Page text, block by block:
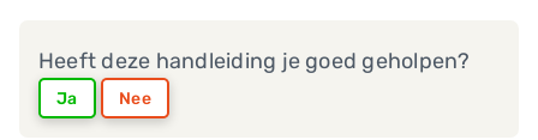
Heeft deze handleiding je goed geholpen?
Ja Nee